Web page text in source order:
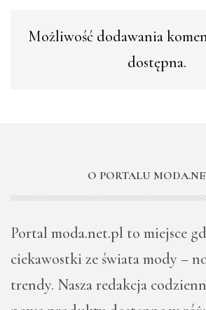
Możliwość dodawania
dostępna.
O PORTALU
Portal moda.net.pl to miejsce
ciekawostki ze świata mody –
trendy. Nasza redakcja